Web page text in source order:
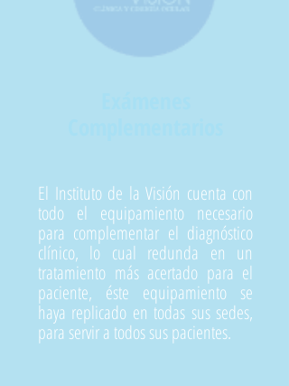
El Instituto de la Visión cuenta con
todo el equipamiento necesario
para complementar el diagnóstico
clínico, lo cual redunda en un
tratamiento más acertado para el
paciente, éste equipamiento se
haya replicado en todas sus sedes,
para servir a todos sus pacientes.